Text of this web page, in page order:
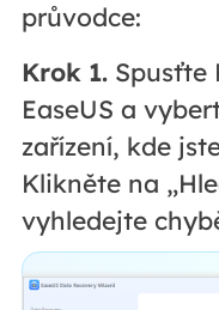
průvodce:
Krok 1.Spusťte
EaseUS a
zařízení, kde
Klikněte na
vyhledejte